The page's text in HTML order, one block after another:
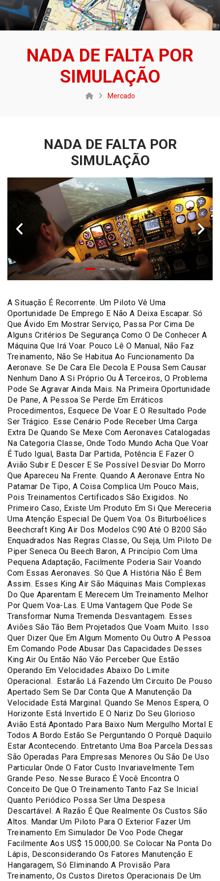
NADA DE FALTA POR
SIMULAÇÃO
Mercado
NADA DE FALTA POR
SIMULAÇÃO
A Situação É Recorrente. Um Piloto Vê Uma
Oportunidade De Emprego E Não A Deixa Escapar. Só
Que Ávido Em Mostrar Serviço, Passa Por Cima De
Alguns Critérios De Segurança Como O De Conhecer A
Máquina Que Irá Voar. Pouco Lê O Manual, Não Faz
Treinamento, Não Se Habitua Ao Funcionamento Da
Aeronave. Se De Cara Ele Decola E Pousa Sem Causar
Nenhum Dano A Si Próprio Ou À Terceiros, O Problema
Pode Se Agravar Ainda Mais. Na Primeira Oportunidade
De Pane, A Pessoa Se Perde Em Erráticos
Procedimentos, Esquece De Voar E O Resultado Pode
Ser Trágico. Esse Cenário Pode Receber Uma Carga
Extra De Quando Se Mexe Com Aeronaves Catalogadas
Na Categoria Classe, Onde Todo Mundo Acha Que Voar
É Tudo Igual, Basta Dar Partida, Potência E Fazer O
Avião Subir E Descer E Se Possível Desviar Do Morro
Que Apareceu Na Frente. Quando A Aeronave Entra No
Patamar De Tipo, A Coisa Complica Um Pouco Mais,
Pois Treinamentos Certificados São Exigidos. No
Primeiro Caso, Existe Um Produto Em Si Que Mereceria
Uma Atenção Especial De Quem Voa. Os Biturboélices
Beechcraft King Air Dos Modelos C90 Até O B200 São
Enquadrados Nas Regras Classe, Ou Seja, Um Piloto De
Piper Seneca Ou Beech Baron, A Princípio Com Uma
Pequena Adaptação, Facilmente Poderia Sair Voando
Com Essas Aeronaves. Só Que A História Não É Bem
Assim. Esses King Air São Máquinas Mais Complexas
Do Que Aparentam E Merecem Um Treinamento Melhor
Por Quem Voa-Las. E Uma Vantagem Que Pode Se
Transformar Numa Tremenda Desvantagem. Esses
Aviões São Tão Bem Projetados Que Voam Muito. Isso
Quer Dizer Que Em Algum Momento Ou Outro A Pessoa
Em Comando Pode Abusar Das Capacidades Desses
King Air Ou Então Não Vão Perceber Que Estão
Operando Em Velocidades Abaixo Do Limite
Operacional. Estarão Lá Fazendo Um Circuito De Pouso
Apertado Sem Se Dar Conta Que A Manutenção Da
Velocidade Está Marginal. Quando Se Menos Espera, O
Horizonte Está Invertido E O Nariz Do Seu Glorioso
Avião Está Apontado Para Baixo Num Mergulho Mortal E
Todos A Bordo Estão Se Perguntando O Porquê Daquilo
Estar Acontecendo. Entretanto Uma Boa Parcela Dessas
São Operadas Para Empresas Menores Ou São De Uso
Particular Onde O Fator Custo Invariavelmente Tem
Grande Peso. Nesse Buraco É Você Encontra O
Conceito De Que O Treinamento Tanto Faz Se Inicial
Quanto Periódico Possa Ser Uma Despesa
Descartável. A Razão É Que Realmente Os Custos São
Altos. Mandar Um Piloto Para O Exterior Fazer Um
Treinamento Em Simulador De Voo Pode Chegar
Facilmente Aos US$ 15.000,00. Se Colocar Na Ponta Do
Lápis, Desconsiderando Os Fatores Manutenção E
Hangaragem, Só Eliminando A Provisão Para
Treinamento, Os Custos Diretos Operacionais De Um